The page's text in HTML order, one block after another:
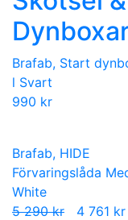
Brafab, Start
l Svart
990 kr
Brafab, HIDE
Förvaringslåda
White
5 290 kr 4 761 kr